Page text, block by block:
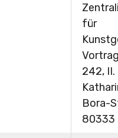
für
242, II.
Bora-
80333